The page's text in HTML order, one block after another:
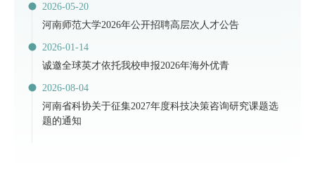
2026-05-20
河南师范大学2026年公开招聘高层次人才公告
2026-01-14
诚邀全球英才依托我校申报2026年海外优青
2026-08-04
河南省科协关于征集2027年度科技决策咨询研究课题选
题的通知